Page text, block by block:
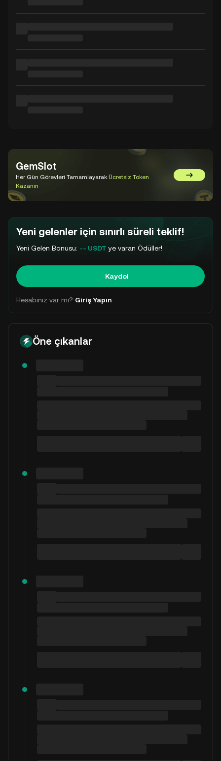
GemSlot
Her Gün Görevleri Tamamlayarak Ücretsiz Token
Kazanın
Yeni gelenler için sınırlı süreli teklif!
Yeni Gelen Bonusu: -- USDT ye varan Ödüller!
Kaydol
Hesabınız var mı? Giriş Yapın
Öne çıkanlar